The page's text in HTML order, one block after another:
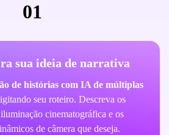
01
sua ideia de narrativa
de histórias com IA de múltiplas
seu roteiro. Descreva os
cinematográfica e os
de câmera que deseja.